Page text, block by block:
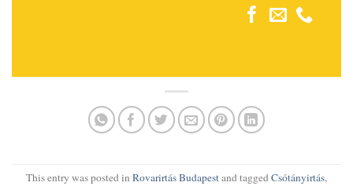
This entry was posted in Rovarirtás Budapestand taggedCsótányirtás,